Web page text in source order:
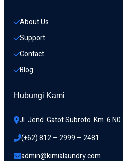
About Us
Support
Contact
Blog
Hubungi Kami
Jl. Jend. Gatot Subroto. Km. 6
(+62) 812 – 2999 – 2481
admin@kimialaundry.com